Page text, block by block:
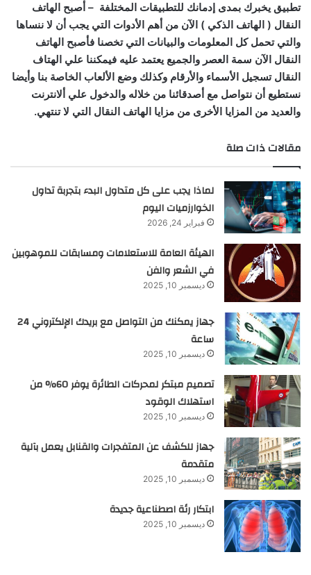
تطبيق يخبرك بمدى إدمانك للتطبيقات المختلفة – أصبح الهاتف
النقال ( الهاتف الذكي ) الآن من أهم الأدوات التي يجب أن لا ننساها
والتي تحمل كل المعلومات والبيانات التي تخصنا فأصبح الهاتف
النقال الآن سمة العصر والجميع يعتمد عليه فيمكننا علي الهتاف
النقال تسجيل الأسماء والأرقام وكذلك وضع الألعاب الخاصة بنا وأيضا
نستطيع أن نتواصل مع أصدقائنا من خلاله والدخول علي ألانترنت
والعديد من المزايا الأخرى من مزايا الهاتف النقال التي لا تنتهي.
مقالات ذات صلة
لماذا يجب على كل متداول البدء بتجربة تداول
الخوارزميات اليوم
فبراير 24, 2026
الهيئة العامة للاستعلامات ومسابقات للموهوبين
في الشعر والفن
ديسمبر 10, 2025
جهاز يمكنك من التواصل مع بريدك الإلكتروني 24
ساعة
ديسمبر 10, 2025
تصميم مبتكر لمحركات الطائرة يوفر 60% من
استهلاك الوقود
ديسمبر 10, 2025
جهاز للكشف عن المتفجرات والقنابل يعمل بآلية
متقدمة
ديسمبر 10, 2025
ابتكار رئة اصطناعية جديدة
ديسمبر 10, 2025